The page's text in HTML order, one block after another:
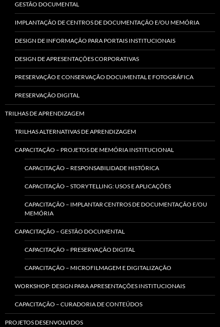
GESTÃO DOCUMENTAL
IMPLANTAÇÃO DE CENTROS DE DOCUMENTAÇÃO E/OU MEMÓRIA
DESIGN DE INFORMAÇÃO PARA PORTAIS INSTITUCIONAIS
DESIGN DE APRESENTAÇÕES CORPORATIVAS
PRESERVAÇÃO E CONSERVAÇÃO DOCUMENTAL E FOTOGRÁFICA
PRESERVAÇÃO DIGITAL
TRILHAS DE APRENDIZAGEM
TRILHAS ALTERNATIVAS DE APRENDIZAGEM
CAPACITAÇÃO – PROJETOS DE MEMÓRIA INSTITUCIONAL
CAPACITAÇÃO – RESPONSABILIDADE HISTÓRICA
CAPACITAÇÃO – STORYTELLING: USOS E APLICAÇÕES
CAPACITAÇÃO – IMPLANTAR CENTROS DE DOCUMENTAÇÃO E/OU
MEMÓRIA
CAPACITAÇÃO – GESTÃO DOCUMENTAL
CAPACITAÇÃO – PRESERVAÇÃO DIGITAL
CAPACITAÇÃO – MICROFILMAGEM E DIGITALIZAÇÃO
WORKSHOP: DESIGN PARA APRESENTAÇÕES INSTITUCIONAIS
CAPACITAÇÃO – CURADORIA DE CONTEÚDOS
PROJETOS DESENVOLVIDOS